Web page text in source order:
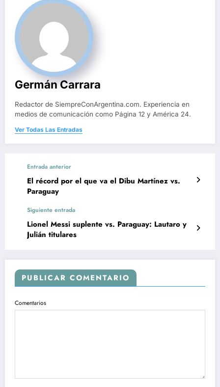
Germán Carrara
Redactor de SiempreConArgentina.com. Experiencia en
medios de comunicación como Página 12 y América 24.
Ver Todas Las Entradas
Entrada anterior
El récord por el que va el Dibu Martínez vs.
Paraguay
Siguiente entrada
Lionel Messi suplente vs. Paraguay: Lautaro y
Julián titulares
PUBLICAR COMENTARIO
Comentarios